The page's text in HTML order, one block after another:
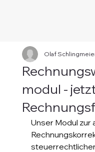
modul -
Olaf
Unser Modul zur